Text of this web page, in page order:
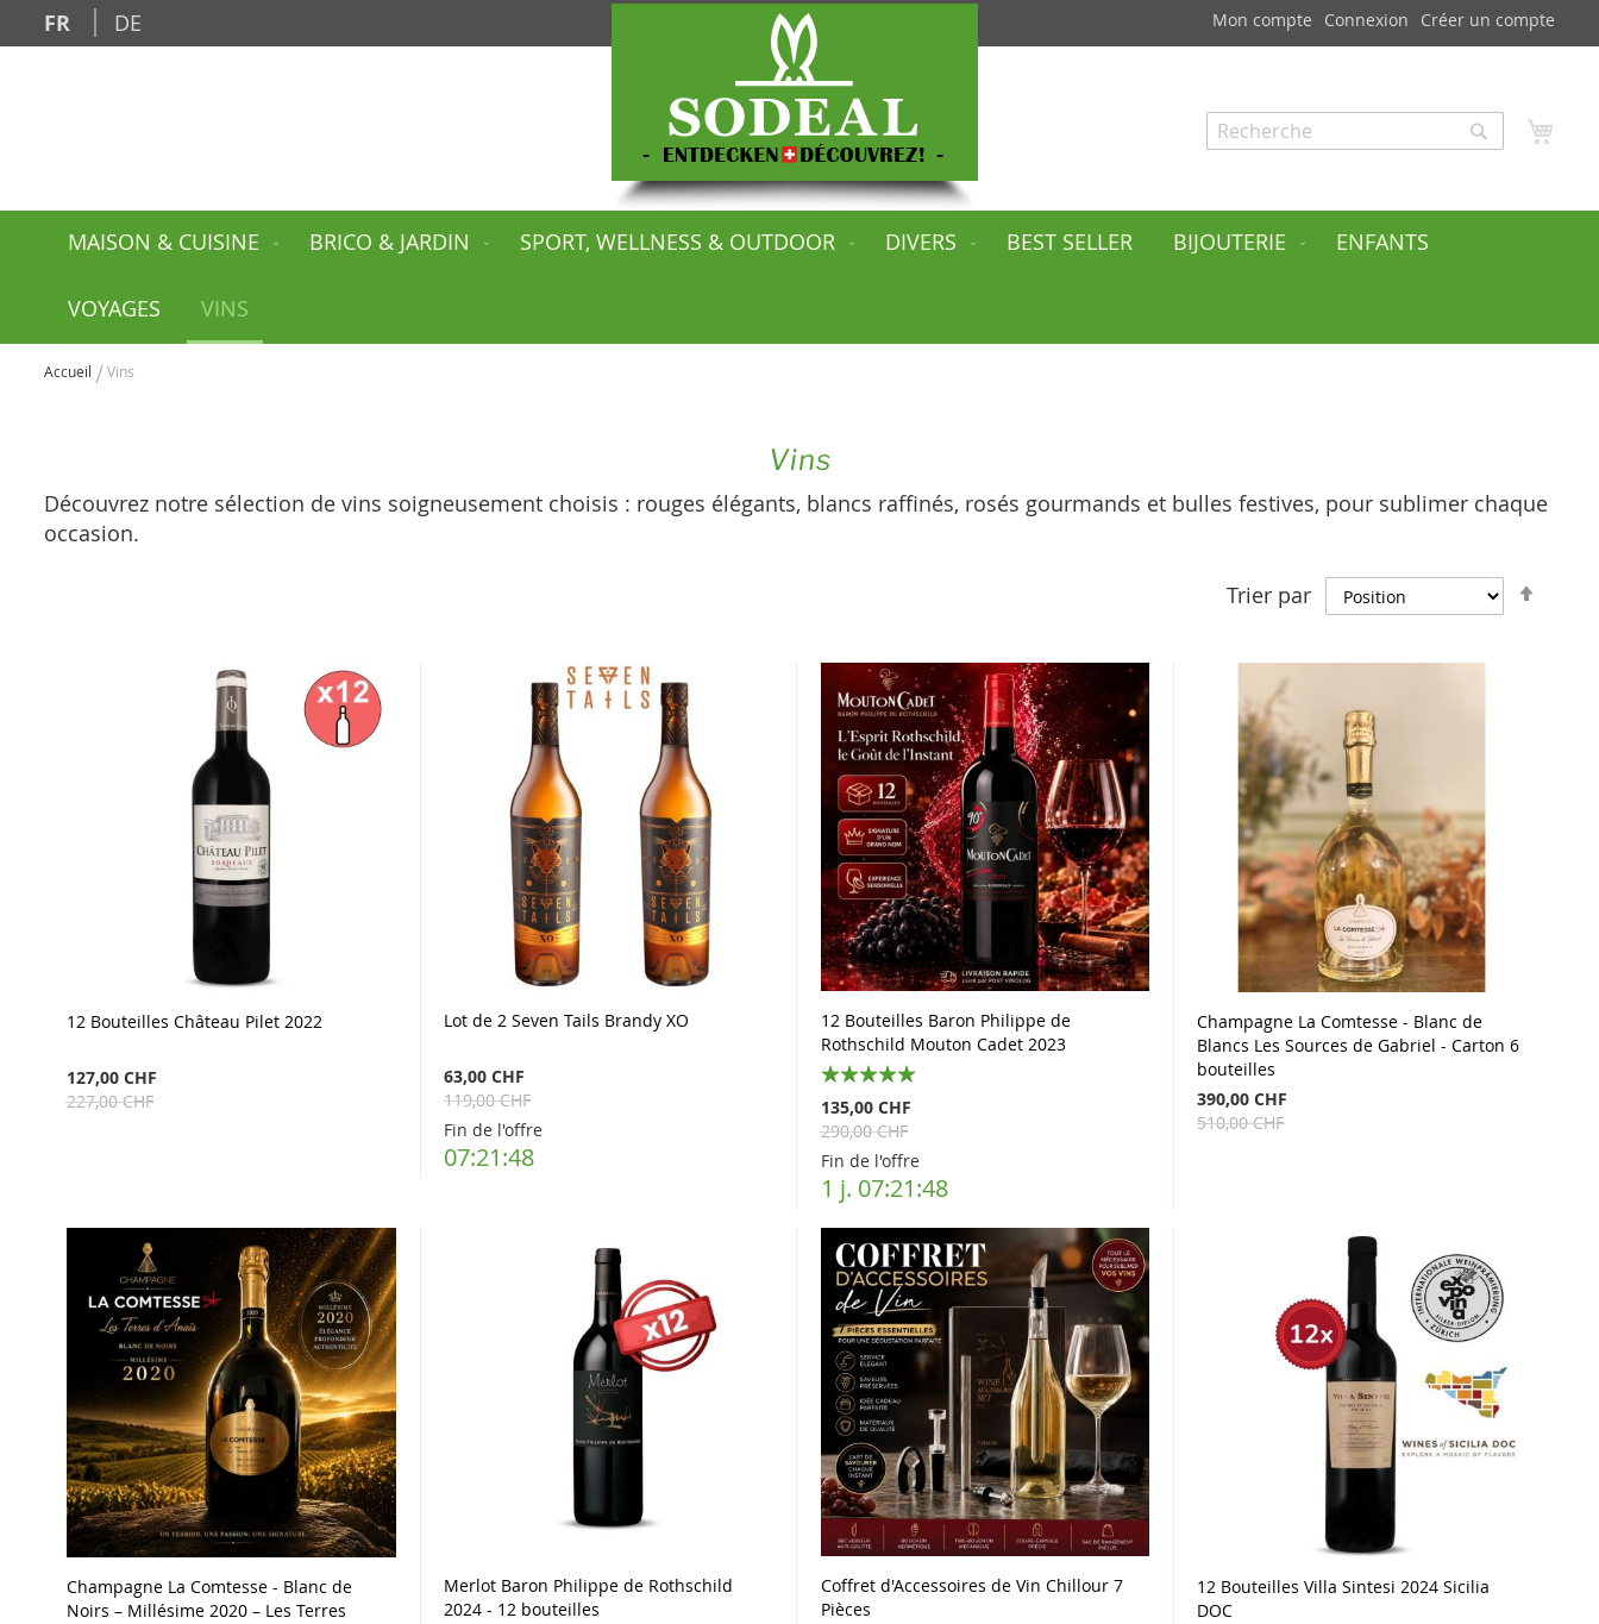
Mon compte Connexion Créer un compte
Allez
au
FR DE
Rechercher
MAISON & CUISINE BRICO & JARDIN SPORT, WELLNESS & OUTDOOR DIVERS BEST SELLER BIJOUTERIE ENFANTS
VOYAGES VINS
Accueil Vins
Vins
Découvrez notre sélection de vins soigneusement choisis : rouges élégants, blancs raffinés, rosés gourmands et bulles festives, pour sublimer chaque
occasion.
Trier par
12 Bouteilles Château Pilet 2022
127,00 CHF
227,00 CHF
Lot de 2 Seven Tails Brandy XO
63,00 CHF
119,00 CHF
Fin de l'offre
07:21:48
12 Bouteilles Baron Philippe de
Rothschild Mouton Cadet 2023
100%
135,00 CHF
290,00 CHF
Fin de l'offre
1 j. 07:21:48
Champagne La Comtesse - Blanc de
Blancs Les Sources de Gabriel - Carton 6
bouteilles
390,00 CHF
510,00 CHF
Champagne La Comtesse - Blanc de
Noirs – Millésime 2020 – Les Terres
Merlot Baron Philippe de Rothschild
2024 - 12 bouteilles
Coffret d'Accessoires de Vin Chillour 7
Pièces
12 Bouteilles Villa Sintesi 2024 Sicilia
DOC